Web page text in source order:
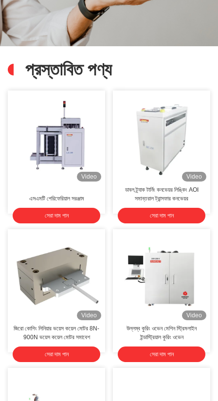
প্রস্তাবিত পণ্য
Video
এসএমটি পেরিফেরিয়াল সরঞ্জাম
সেরা দাম পান
Video
ডাবল ট্র্যাক টার্নিং কনভেয়র লিঙ্কিং AOI
সমান্তরাল ট্রান্সফার কনভেয়র
সেরা দাম পান
Video
জিরো কোগিং লিনিয়ার ভয়েস কয়েল মোটর 8N-
900N ভয়েস কয়েল মোটর সমাবেশ
সেরা দাম পান
Video
উল্লম্ব কুরিং ওভেন মেশিন স্ট্রিমলাইন
ইন্ডাস্ট্রিয়াল কুরিং ওভেন
সেরা দাম পান